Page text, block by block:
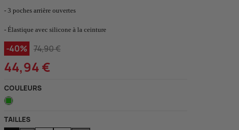
- 3 poches arrière ouvertes
- Élastique avec silicone à la ceinture
-40% 74,90 €
44,94 €
COULEURS
Vert
TAILLES